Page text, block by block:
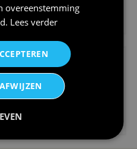
wit blauw st...
overeenstemming
. Lees verder